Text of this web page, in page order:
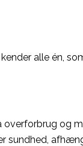
alle én,
og